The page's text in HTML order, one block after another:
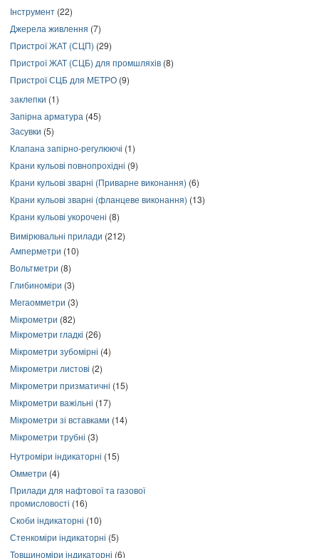
Інструмент (22)
Джерела живлення (7)
Пристрої ЖАТ (СЦП) (29)
Пристрої ЖАТ (СЦБ) для промшляхів (8)
Пристрої СЦБ для МЕТРО (9)
заклепки (1)
Запірна арматура (45)
Засувки (5)
Клапана запірно-регулюючі (1)
Крани кульові повнопрохідні (9)
Крани кульові зварні (Приварне виконання) (6)
Крани кульові зварні (фланцеве виконання) (13)
Крани кульові укорочені (8)
Вимірювальні прилади (212)
Амперметри (10)
Вольтметри (8)
Глибиноміри (3)
Мегаомметри (3)
Мікрометри (82)
Мікрометри гладкі (26)
Мікрометри зубомірні (4)
Мікрометри листові (2)
Мікрометри призматичні (15)
Мікрометри важільні (17)
Мікрометри зі вставками (14)
Мікрометри трубні (3)
Нутроміри індикаторні (15)
Омметри (4)
Прилади для нафтової та газової
промисловості (16)
Скоби індикаторні (10)
Стенкоміри індикаторні (5)
Товщиноміри індикаторні (6)